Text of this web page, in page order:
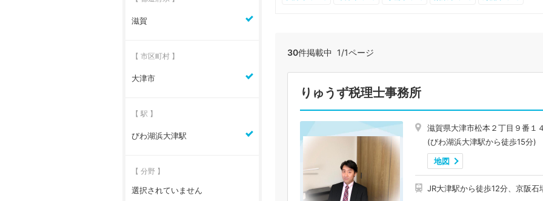
30件掲載中 1/1ページ
りゅうず税理士事務所
滋賀県大津市松本２丁目９番１
(びわ湖浜大津駅から徒歩15分)
地図
JR大津駅から徒歩12分、京阪石
滋賀
【 市区町村 】
大津市
【 駅 】
びわ湖浜大津駅
【 分野 】
選択されていません